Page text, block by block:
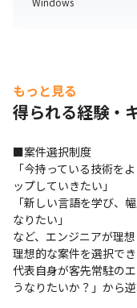
もっと見る
得られる経験・
■案件選択制度
「今持っている技術を
ップしていきたい」
「新しい言語を学び、
なりたい」
など、エンジニアが理
理想的な案件を選択で
代表自身が客先常駐の
うなりたいか？」から